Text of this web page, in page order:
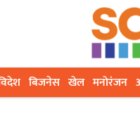
बिजनेस खेल मनोरंजन